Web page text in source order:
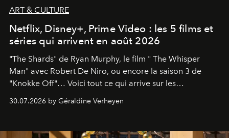
ART & CULTURE
Netflix, Disney+, Prime Video : les 5 films et
séries qui arrivent en août 2026
"The Shards" de Ryan Murphy, le film " The Whisper
Man" avec Robert De Niro, ou encore la saison 3 de
"Knokke Off"… Voici tout ce qui arrive sur les
plateformes de streaming en août 2026.
30.07.2026 by Géraldine Verheyen